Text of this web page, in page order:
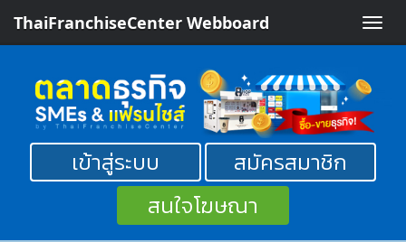
Toggle
ThaiFranchiseCenter Webboard
เข้าสู่ระบบ
สมัครสมาชิก
สนใจโฆษณา